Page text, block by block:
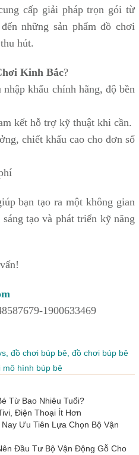
cấp giải pháp trọn gói từ
những sản phẩm đồ chơi
hút.
Kinh Bắc?
khẩu chính hãng, độ bền
kết hỗ trợ kỹ thuật khi cần.
chiết khấu cao cho đơn số
bạn tạo ra một không gian
tạo và phát triển kỹ năng
1900633469
đồ chơi búp bê, đồ chơi búp bê
mô hình búp bê
Từ Bao Nhiêu Tuổi?
Điện Thoại Ít Hơn
Ưu Tiên Lựa Chọn Bộ Vận
Đầu Tư Bộ Vận Động Gỗ Cho